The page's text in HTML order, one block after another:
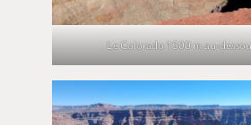
Le Colorado 1500 m au-